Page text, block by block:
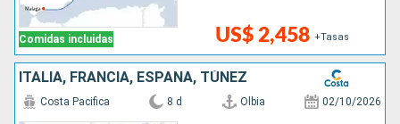
Comidas incluidas US$ 2,458 +Tasas
ITALIA, FRANCIA, ESPAÑA, TÚNEZ
Costa Pacifica 8 d Olbia 02/10/2026